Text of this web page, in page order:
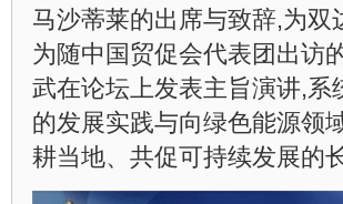
马沙蒂莱的出席与致辞,为
为随中国贸促会代表团出访
武在论坛上发表主旨演讲,
的发展实践与向绿色能源领
耕当地、共促可持续发展的